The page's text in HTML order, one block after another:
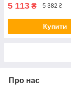
5 113 ₴ 5 382 ₴
Купити
Про нас